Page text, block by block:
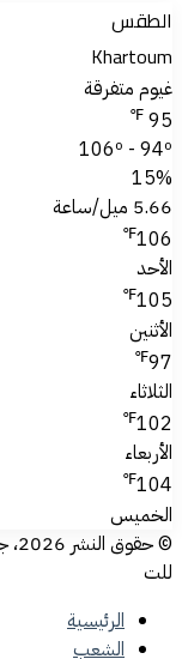
الطقس
Khartoum
غيوم متفرقة
95
℉
106º - 94º
15%
5.66 ميل/ساعة
106
℉
الأحد
105
℉
الأثنين
97
℉
الثلاثاء
102
℉
الأربعاء
104
℉
الخميس
© حقوق النشر 2026، جميع الحقوق محفوظة |
للت
الرئيسية
الشعب